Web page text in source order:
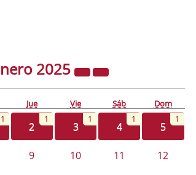
2025
Jue Vie Sáb Dom
1
2
1
3
1
4
1
5
1
9 10 11 12